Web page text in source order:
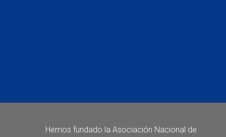
Hemos fundado la Asociación Nacional de